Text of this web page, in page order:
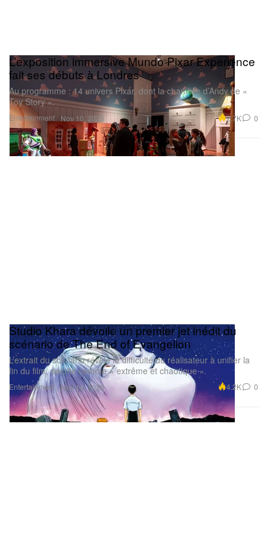
Entertainment
L’exposition immersive Mundo Pixar Experience
fait ses débuts à Londres
Au programme : 14 univers Pixar, dont la chambre d’Andy de «
Toy Story ».
Nov 10, 2025 2.7K 0
Entertainment
Studio Khara dévoile un premier jet inédit du
scénario de The End of Evangelion
L’extrait du scénario révèle la difficulté du réalisateur à unifier la
fin du film, décrite comme « extrême et chaotique ».
Nov 10, 2025 4.2K 0